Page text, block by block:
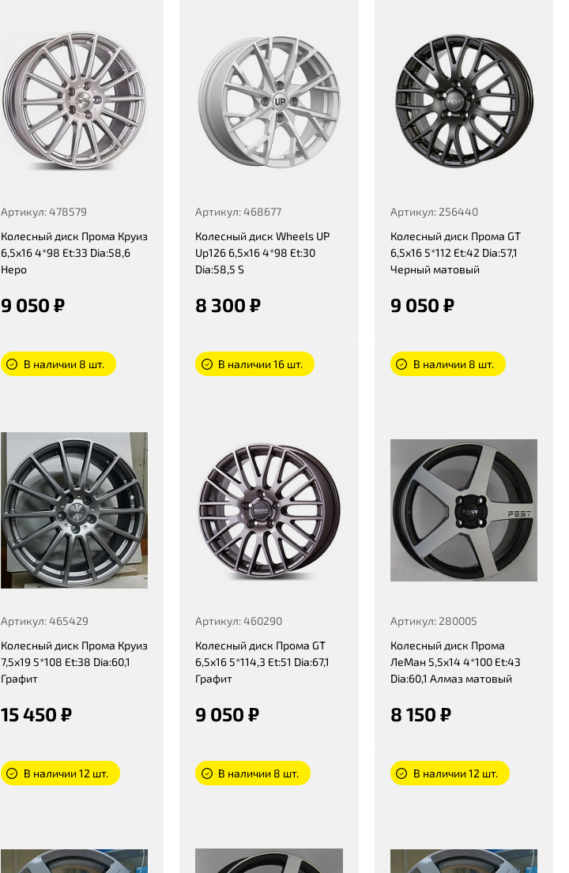
Артикул: 478579
Колесный диск Прома Круиз
6,5x16 4*98 Et:33 Dia:58,6
Неро
9 050 ₽
Артикул: 468677
Колесный диск Wheels UP
Up126 6,5x16 4*98 Et:30
Dia:58,5 S
8 300 ₽
Артикул: 256440
Колесный диск Прома GT
6,5x16 5*112 Et:42 Dia:57,1
Черный матовый
9 050 ₽
В наличии 8 шт.
Артикул: 465429
Колесный диск Прома Круиз
7,5x19 5*108 Et:38 Dia:60,1
Графит
15 450 ₽
В наличии 16 шт.
Артикул: 460290
Колесный диск Прома GT
6,5x16 5*114,3 Et:51 Dia:67,1
Графит
9 050 ₽
В наличии 8 шт.
Артикул: 280005
Колесный диск Прома
ЛеМан 5,5x14 4*100 Et:43
Dia:60,1 Алмаз матовый
8 150 ₽
В наличии 12 шт. В наличии 8 шт. В наличии 12 шт.